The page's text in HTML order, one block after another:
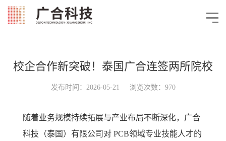
校企合作新突破！泰国广合连签两所院校
发布时间：2026-05-21 浏览次数：970
随着业务规模持续拓展与产业布局不断深化，广合
科技（泰国）有限公司对 PCB领域专业技能人才的